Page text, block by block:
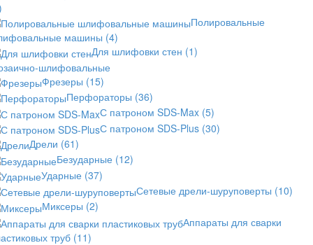
Полировальные
машины (4)
Для шлифовки стен (1)
шлифовальные
Фрезеры (15)
Перфораторы (36)
С патроном SDS-Max (5)
С патроном SDS-Plus (30)
Дрели (61)
Безударные (12)
Ударные (37)
Сетевые дрели-шуруповерты (10)
Миксеры (2)
Аппараты для сварки
труб (11)